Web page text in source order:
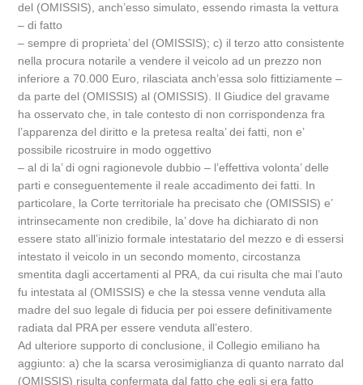
del (OMISSIS), anch’esso simulato, essendo rimasta la vettura
– di fatto
– sempre di proprieta’ del (OMISSIS); c) il terzo atto consistente
nella procura notarile a vendere il veicolo ad un prezzo non
inferiore a 70.000 Euro, rilasciata anch’essa solo fittiziamente –
da parte del (OMISSIS) al (OMISSIS). Il Giudice del gravame
ha osservato che, in tale contesto di non corrispondenza fra
l’apparenza del diritto e la pretesa realta’ dei fatti, non e’
possibile ricostruire in modo oggettivo
– al di la’ di ogni ragionevole dubbio – l’effettiva volonta’ delle
parti e conseguentemente il reale accadimento dei fatti. In
particolare, la Corte territoriale ha precisato che (OMISSIS) e’
intrinsecamente non credibile, la’ dove ha dichiarato di non
essere stato all’inizio formale intestatario del mezzo e di essersi
intestato il veicolo in un secondo momento, circostanza
smentita dagli accertamenti al PRA, da cui risulta che mai l’auto
fu intestata al (OMISSIS) e che la stessa venne venduta alla
madre del suo legale di fiducia per poi essere definitivamente
radiata dal PRA per essere venduta all’estero.
Ad ulteriore supporto di conclusione, il Collegio emiliano ha
aggiunto: a) che la scarsa verosimiglianza di quanto narrato dal
(OMISSIS) risulta confermata dal fatto che egli si era fatto